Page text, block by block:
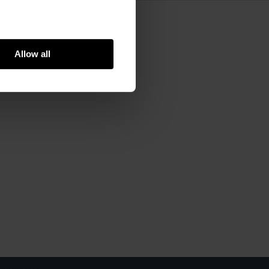
Allow all